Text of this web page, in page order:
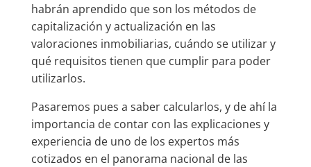
habrán aprendido que son los métodos de
capitalización y actualización en las
valoraciones inmobiliarias, cuándo se utilizar y
qué requisitos tienen que cumplir para poder
utilizarlos.
Pasaremos pues a saber calcularlos, y de ahí la
importancia de contar con las explicaciones y
experiencia de uno de los expertos más
cotizados en el panorama nacional de las